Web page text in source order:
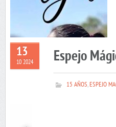
13
10 2024 Espejo
15 AÑOS,ESPEJO